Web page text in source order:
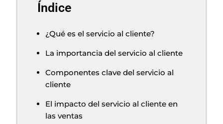
Índice
¿Qué es el servicio al cliente?
La importancia del servicio al cliente
Componentes clave del servicio al
cliente
El impacto del servicio al cliente en
las ventas